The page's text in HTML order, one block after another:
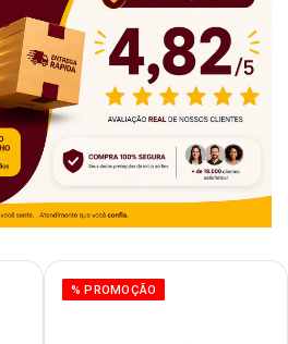
% PROMOÇÃO